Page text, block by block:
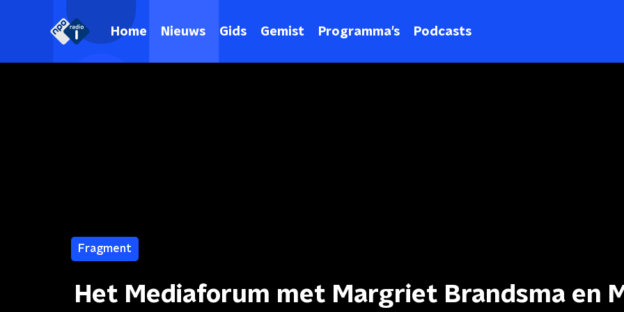
Home Nieuws Gids Gemist Programma's Podcasts
Fragment
Het Mediaforum met Margriet Brandsma en